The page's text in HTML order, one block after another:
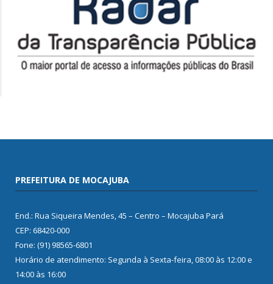
PREFEITURA DE MOCAJUBA
End.: Rua Siqueira Mendes, 45 – Centro – Mocajuba Pará
CEP: 68420-000
Fone: (91) 98565-6801
Horário de atendimento: Segunda à Sexta-feira, 08:00 às 12:00 e
14:00 às 16:00